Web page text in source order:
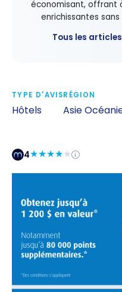
économisant, offrant
enrichissantes
Tous les
TYPE D'AVIS
Hôtels
RÉGION
Asie
4